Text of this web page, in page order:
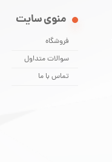
منوی سایت
فروشگاه
سوالات متداول
تماس با ما